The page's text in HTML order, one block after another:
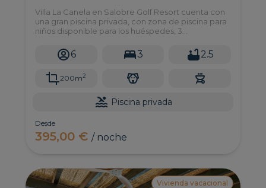
Villa La Canela en Salobre Golf Resort cuenta con
una gran piscina privada, con zona de piscina para
niños disponible para los huéspedes, 3
sur de Gran Canaria, a solo 10 minutos en coche de
las playas de Maspalomas.
6 3 2.5
200m2
Piscina privada
Desde
395,00 €/ noche
Vivienda vacacional